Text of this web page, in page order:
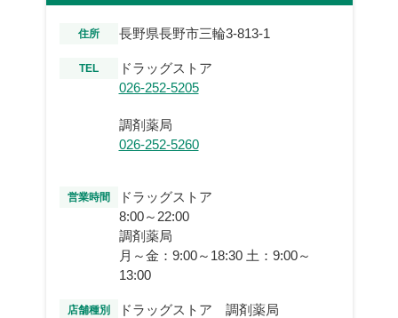
住所 長野県長野市三輪3-813-1
TEL
ドラッグストア
026-252-5205
調剤薬局
026-252-5260
営業時間
ドラッグストア
8:00～22:00
調剤薬局
月～金：9:00～18:30 土：9:00～
13:00
店舗種別 ドラッグストア 調剤薬局